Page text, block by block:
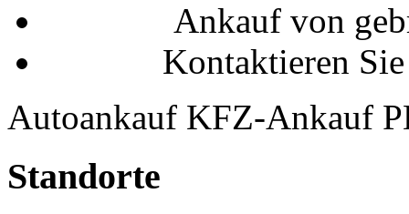
Ankauf von
Kontaktieren
Autoankauf KFZ-Ankauf
Standorte